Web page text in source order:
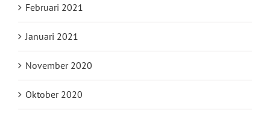
Februari 2021
Januari 2021
November 2020
Oktober 2020